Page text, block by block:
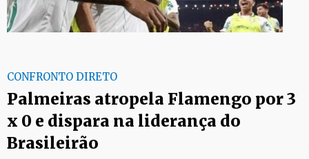
CONFRONTO DIRETO
Palmeiras atropela Flamengo por 3
x 0 e dispara na liderança do
Brasileirão